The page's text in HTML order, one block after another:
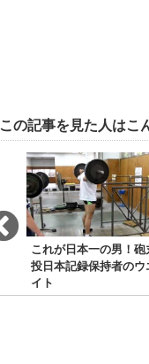
この記事を見た人はこ
これが日本一の男！砲
投日本記録保持者のウ
イト